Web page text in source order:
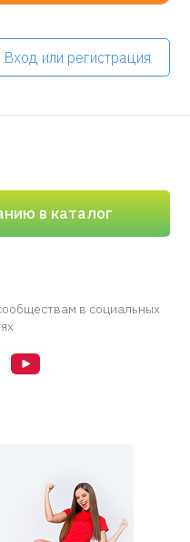
Вход или регистрация
в каталог
в социальных